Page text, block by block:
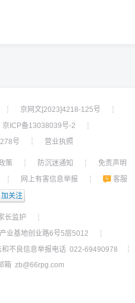
┊ 京网文[2023]4218-125号
┊
京ICP备13038039号-2
┊
号
┊ 营业执照
策 ┊ 防沉迷通知 ┊
免责声明
┊ 网上有害信息举报 ┊
客服
加关注
长监护
┊
业基地创业路6号5层5012
┊
和不良信息举报电话 022-69490978
┊
箱 zb@66rpg.com